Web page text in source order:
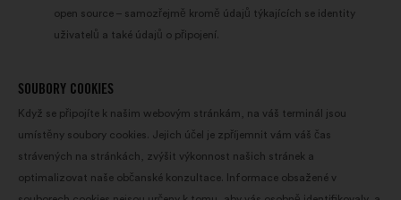
open source – samozřejmě kromě údajů týkajících se identity
uživatelů a také údajů o připojení.
SOUBORY COOKIES
Když se připojíte k našim webovým stránkám, na váš terminál jsou
umístěny soubory cookies. Jejich účel je zpříjemnit vám váš čas
strávených na stránkách, zvýšit výkonnost našich stránek a
optimalizovat naše občanské konzultace. Informace obsažené v
Sociální sítě:soubory cookie, které
nám pomáhají optimalizovat náš